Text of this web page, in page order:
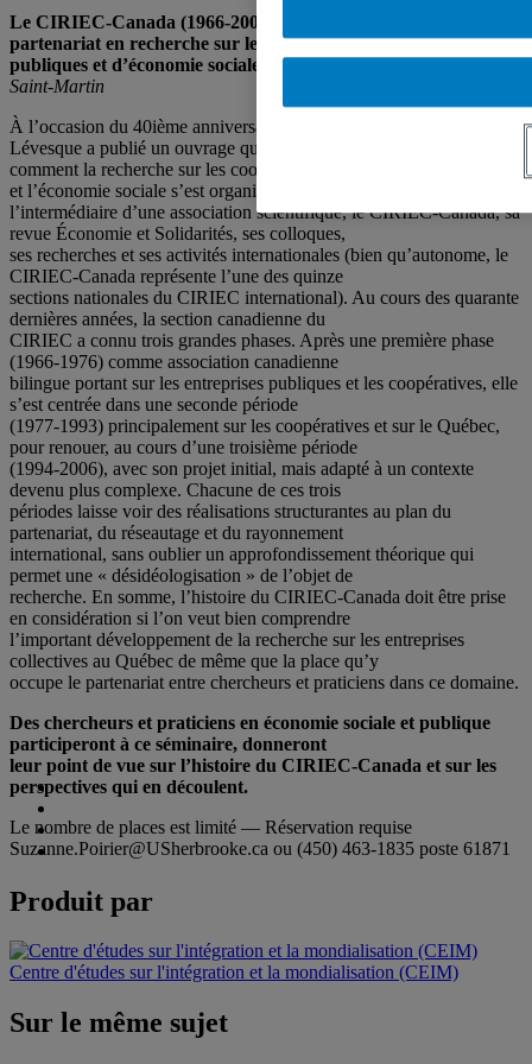
Le CIRIEC-Canada (1966-2006) — Quarante ans de
partenariat en recherche sur les entreprises
publiques et d’économie sociale
par Benoît Lévesque, aux Éditions
Saint-Martin
À l’occasion du 40ième anniversaire du CIRIEC-Canada, Benoît
Lévesque a publié un ouvrage qui nous apprend
comment la recherche sur les coopératives, les entreprises publiques
et l’économie sociale s’est organisée par
l’intermédiaire d’une association scientifique, le CIRIEC-Canada, sa
revue Économie et Solidarités, ses colloques,
ses recherches et ses activités internationales (bien qu’autonome, le
CIRIEC-Canada représente l’une des quinze
sections nationales du CIRIEC international). Au cours des quarante
dernières années, la section canadienne du
CIRIEC a connu trois grandes phases. Après une première phase
(1966-1976) comme association canadienne
bilingue portant sur les entreprises publiques et les coopératives, elle
s’est centrée dans une seconde période
(1977-1993) principalement sur les coopératives et sur le Québec,
pour renouer, au cours d’une troisième période
(1994-2006), avec son projet initial, mais adapté à un contexte
devenu plus complexe. Chacune de ces trois
périodes laisse voir des réalisations structurantes au plan du
partenariat, du réseautage et du rayonnement
international, sans oublier un approfondissement théorique qui
permet une « désidéologisation » de l’objet de
recherche. En somme, l’histoire du CIRIEC-Canada doit être prise
en considération si l’on veut bien comprendre
l’important développement de la recherche sur les entreprises
collectives au Québec de même que la place qu’y
occupe le partenariat entre chercheurs et praticiens dans ce domaine.
Des chercheurs et praticiens en économie sociale et publique
participeront à ce séminaire, donneront
leur point de vue sur l’histoire du CIRIEC-Canada et sur les
perspectives qui en découlent.
Le nombre de places est limité — Réservation requise
Suzanne.Poirier@USherbrooke.ca ou (450) 463-1835 poste 61871
Produit par
Centre d'études sur l'intégration et la mondialisation (CEIM)
Sur le même sujet